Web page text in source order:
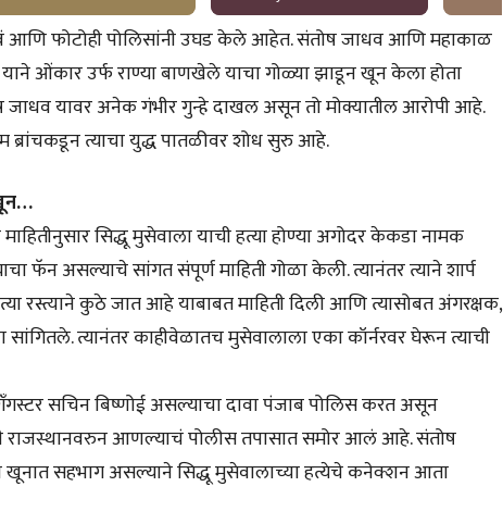
आणि फोटोही पोलिसांनी उघड केले आहेत. संतोष जाधव आणि महाकाळ
ओंकार उर्फ राण्या बाणखेले याचा गोळ्या झाडून खून केला होता
जाधव यावर अनेक गंभीर गुन्हे दाखल असून तो मोक्यातील आरोपी आहे.
ब्रांचकडून त्याचा युद्ध पातळीवर शोध सुरु आहे.
सिद्धू मुसेवाला याची हत्या होण्या अगोदर केकडा नामक
फॅन असल्याचे सांगत संपूर्ण माहिती गोळा केली. त्यानंतर त्याने शार्प
रस्त्याने कुठे जात आहे याबाबत माहिती दिली आणि त्यासोबत अंगरक्षक,
सांगितले. त्यानंतर काहीवेळातच मुसेवालाला एका कॉर्नरवर घेरून त्याची
सचिन बिष्णोई असल्याचा दावा पंजाब पोलिस करत असून
राजस्थानवरुन आणल्याचं पोलीस तपासात समोर आलं आहे. संतोष
सहभाग असल्याने सिद्धू मुसेवालाच्या हत्येचे कनेक्शन आता